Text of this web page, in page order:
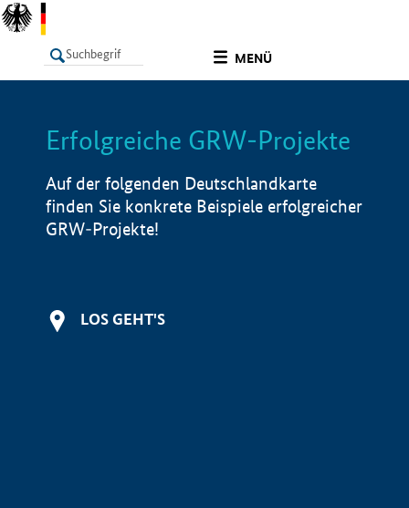
MENÜ
LISTE Info
Erfolgreiche GRW-Projekte
Auf der folgenden Deutschlandkarte
finden Sie konkrete Beispiele erfolgreicher
GRW-Projekte!
LOS GEHT'S